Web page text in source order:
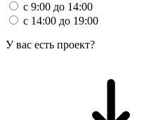
с 9:00 до 14:00
с 14:00 до 19:00
У вас есть проект?